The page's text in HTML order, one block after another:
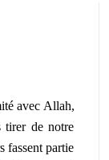
avec Allah,
tirer de notre
fassent partie